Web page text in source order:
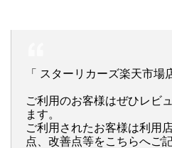
「 スターリカーズ楽天市場
ご利用のお客様はぜひレビ
ます。
ご利用されたお客様は利用
点、改善点等をこちらへご